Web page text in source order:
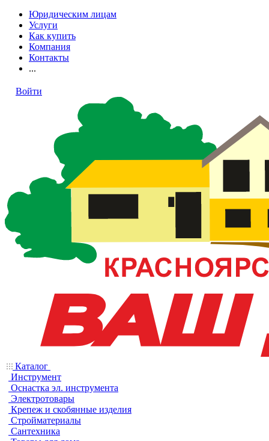
Юридическим лицам
Услуги
Как купить
Компания
Контакты
...
Войти
Каталог
Инструмент
Оснастка эл. инструмента
Электротовары
Крепеж и скобянные изделия
Стройматериалы
Сантехника